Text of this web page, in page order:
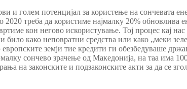
и голем потенцијал за користење на сончевата
треба да користиме најмалку 20% обновлива
кон негово искористување. Тој процес кај
како неповратни средства или како „меки
земји тие кредити ги обезбедуваше
сончево зрачење од Македонија, на таа има
на законските и подзаконските акти за да се